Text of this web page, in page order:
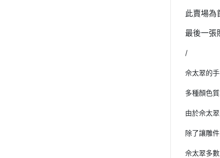
此賣場為
最後一張
/
佘太翠的
多種顏色
由於佘太
除了讓雕
佘太翠多